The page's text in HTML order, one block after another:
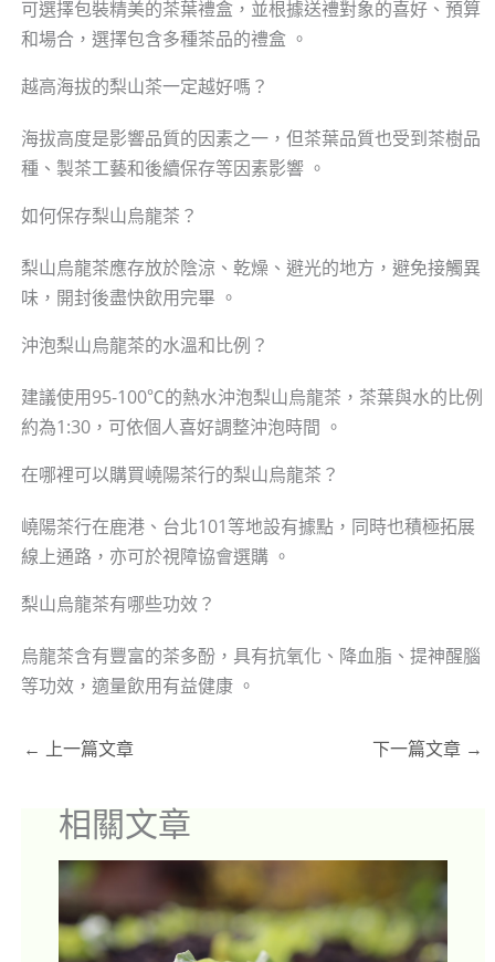
可選擇包裝精美的茶葉禮盒，並根據送禮對象的喜好、預算
和場合，選擇包含多種茶品的禮盒 。
越高海拔的梨山茶一定越好嗎？
海拔高度是影響品質的因素之一，但茶葉品質也受到茶樹品
種、製茶工藝和後續保存等因素影響 。
如何保存梨山烏龍茶？
梨山烏龍茶應存放於陰涼、乾燥、避光的地方，避免接觸異
味，開封後盡快飲用完畢 。
沖泡梨山烏龍茶的水溫和比例？
建議使用95-100℃的熱水沖泡梨山烏龍茶，茶葉與水的比例
約為1:30，可依個人喜好調整沖泡時間 。
在哪裡可以購買嶢陽茶行的梨山烏龍茶？
嶢陽茶行在鹿港、台北101等地設有據點，同時也積極拓展
線上通路，亦可於視障協會選購 。
梨山烏龍茶有哪些功效？
烏龍茶含有豐富的茶多酚，具有抗氧化、降血脂、提神醒腦
等功效，適量飲用有益健康 。
← 上一篇文章 下一篇文章 →
相關文章